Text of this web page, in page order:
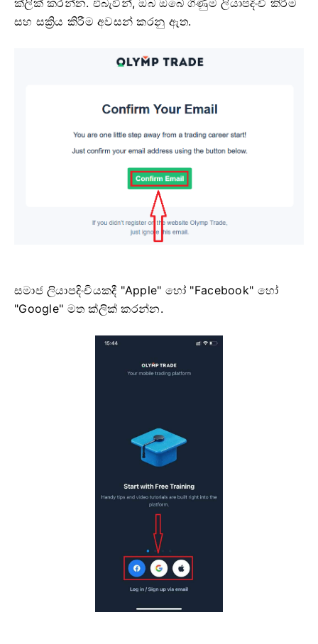
ක්ලික් කරන්න. එබැවින්, ඔබ ඔබේ ගිණුම ලියාපදිංචි කිරීම
සහ සක්‍රිය කිරීම අවසන් කරනු ඇත.
සමාජ ලියාපදිංචියකදී "Apple" හෝ "Facebook" හෝ
"Google" මත ක්ලික් කරන්න.